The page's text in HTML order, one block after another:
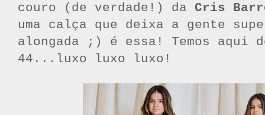
couro (de verdade!) da Cris
uma calça que deixa a gente
alongada ;) é essa! Temos aqui
44...luxo luxo luxo!